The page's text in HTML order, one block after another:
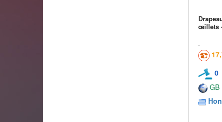
œillets
0
GB